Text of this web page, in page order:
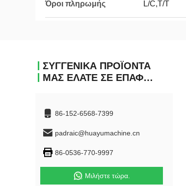
Όροι πληρωμής L/C,T/T
ΣΥΓΓΕΝΙΚΆ ΠΡΟΪΌΝΤΑ
ΜΑΣ ΕΛΆΤΕ ΣΕ ΕΠΑΦΉ ΜΕ
86-152-6568-7399
padraic@huayumachine.cn
86-0536-770-9997
Μιλήστε τώρα.